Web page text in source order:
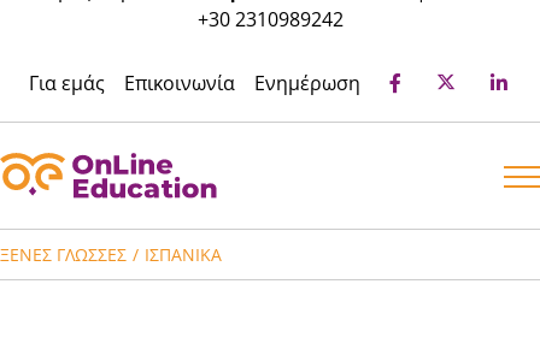
+30 2310989242
Για εμάς Επικοινωνία Ενημέρωση
ΞΈΝΕΣ ΓΛΏΣΣΕΣ ΙΣΠΑΝΙΚΆ